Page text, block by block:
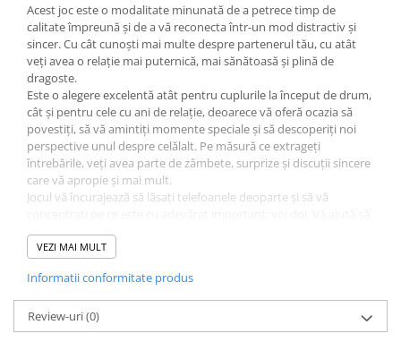
Acuarele și pensule școlare
Acuarele școlare și Tempera
Pensule școlare
Pahare și palete pictură
Acest joc este o modalitate minunată de a petrece timp de
calitate împreună și de a vă reconecta într-un mod distractiv și
sincer. Cu cât cunoști mai multe despre partenerul tău, cu atât
veți avea o relație mai puternică, mai sănătoasă și plină de
dragoste.
Este o alegere excelentă atât pentru cuplurile la început de drum,
cât și pentru cele cu ani de relație, deoarece vă oferă ocazia să
povestiți, să vă amintiți momente speciale și să descoperiți noi
perspective unul despre celălalt. Pe măsură ce extrageți
întrebările, veți avea parte de zâmbete, surprize și discuții sincere
care vă apropie și mai mult.
Jocul vă încurajează să lăsați telefoanele deoparte și să vă
viitor ale partenerului într-un mod natural și plăcut.
vorbim despre o relație nouă sau una care are nevoie de puțină
energie în plus, The Couple’s Quiz este o alegere inspirată pentru
a transforma conversațiile obișnuite în momente cu adevărat
valoroase.
VEZI MAI MULT
Informatii conformitate produs
Review-uri(0)